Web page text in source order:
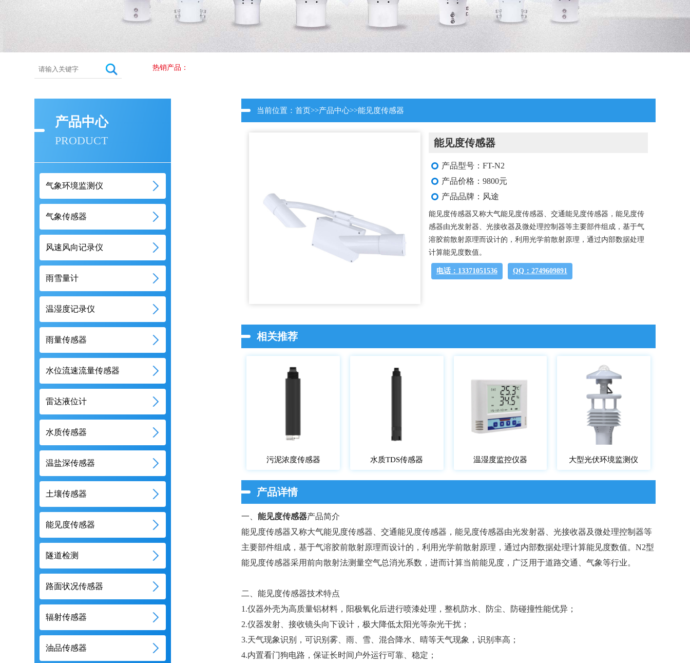
热销产品：
产品中心
PRODUCT
气象环境监测仪
气象传感器
风速风向记录仪
雨雪量计
温湿度记录仪
雨量传感器
水位流速流量传感器
雷达液位计
水质传感器
温盐深传感器
土壤传感器
能见度传感器
隧道检测
路面状况传感器
辐射传感器
油品传感器
当前位置：首页>>产品中心>>能见度传感器
能见度传感器
产品型号：FT-N2
产品价格：9800元
产品品牌：风途
能见度传感器又称大气能见度传感器、交通能见度传感器，能见度传
感器由光发射器、光接收器及微处理控制器等主要部件组成，基于气
溶胶前散射原理而设计的，利用光学前散射原理，通过内部数据处理
计算能见度数值。
电话：13371051536 QQ：2749609891
相关推荐
污泥浓度传感器 水质TDS传感器 温湿度监控仪器 大型光伏环境监测仪
产品详情
一、能见度传感器产品简介
能见度传感器又称大气能见度传感器、交通能见度传感器，能见度传感器由光发射器、光接收器及微处理控制器等
主要部件组成，基于气溶胶前散射原理而设计的，利用光学前散射原理，通过内部数据处理计算能见度数值。N2型
能见度传感器采用前向散射法测量空气总消光系数，进而计算当前能见度，广泛用于道路交通、气象等行业。
二、能见度传感器技术特点
1.仪器外壳为高质量铝材料，阳极氧化后进行喷漆处理，整机防水、防尘、防碰撞性能优异；
2.仪器发射、接收镜头向下设计，极大降低太阳光等杂光干扰；
3.天气现象识别，可识别雾、雨、雪、混合降水、晴等天气现象，识别率高；
4.内置看门狗电路，保证长时间户外运行可靠、稳定；